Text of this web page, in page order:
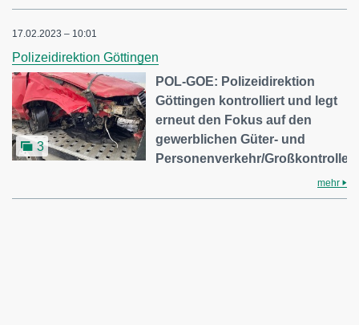
17.02.2023 – 10:01
Polizeidirektion Göttingen
3
POL-GOE: Polizeidirektion
Göttingen kontrolliert und legt
erneut den Fokus auf den
gewerblichen Güter- und
Personenverkehr/
mehr